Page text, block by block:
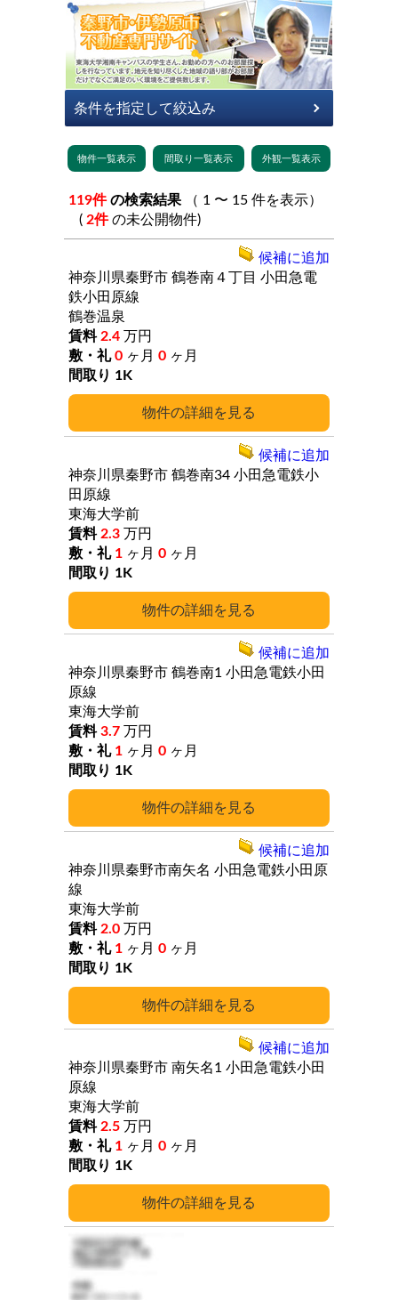
119件 の検索結果
( 2件 の未公開物件)
詳細
神奈川県秦野市 鶴巻南４丁目 小田急電
鉄小田原線
鶴巻温泉
2.4 万円
0 ヶ月 0 ヶ月
1K
候補に追加
詳細
神奈川県秦野市 鶴巻南34 小田急電鉄小
田原線
東海大学前
2.3 万円
1 ヶ月 0 ヶ月
1K
候補に追加
詳細
神奈川県秦野市 鶴巻南1 小田急電鉄小田
原線
東海大学前
3.7 万円
1 ヶ月 0 ヶ月
1K
候補に追加
詳細
神奈川県秦野市南矢名 小田急電鉄小田原
線
東海大学前
2.0 万円
1 ヶ月 0 ヶ月
1K
候補に追加
詳細
神奈川県秦野市 南矢名1 小田急電鉄小田
原線
東海大学前
2.5 万円
1 ヶ月 0 ヶ月
1K
候補に追加